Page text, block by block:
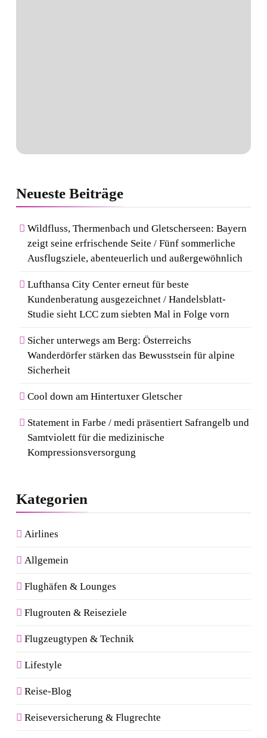
Neueste Beiträge
Wildfluss, Thermenbach und Gletscherseen: Bayern
zeigt seine erfrischende Seite / Fünf sommerliche
Ausflugsziele, abenteuerlich und außergewöhnlich
Lufthansa City Center erneut für beste
Kundenberatung ausgezeichnet / Handelsblatt-
Studie sieht LCC zum siebten Mal in Folge vorn
Sicher unterwegs am Berg: Österreichs
Wanderdörfer stärken das Bewusstsein für alpine
Sicherheit
Cool down am Hintertuxer Gletscher
Statement in Farbe / medi präsentiert Safrangelb und
Samtviolett für die medizinische
Kompressionsversorgung
Kategorien
Airlines
Allgemein
Flughäfen & Lounges
Flugrouten & Reiseziele
Flugzeugtypen & Technik
Lifestyle
Reise-Blog
Reiseversicherung & Flugrechte